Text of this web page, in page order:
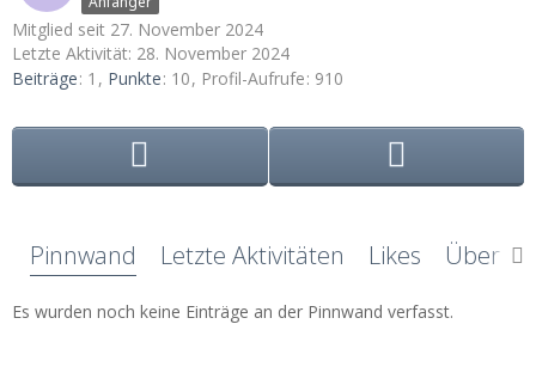
Mitglied seit 27. November 2024
Letzte Aktivität: 28. November 2024
Beiträge 1 Punkte 10 Profil-Aufrufe 910
Pinnwand Letzte Aktivitäten Likes Über
Es wurden noch keine Einträge an der Pinnwand verfasst.